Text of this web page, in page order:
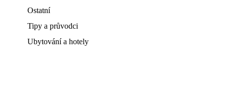
Ostatní
Tipy a průvodci
Ubytování a hotely